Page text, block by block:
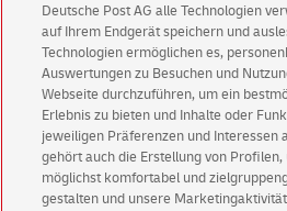
Abonnieren Sie
Immer informiert über
Aktionen - jetzt mit Vorteil
Privatkunden sichern sich
für POSTSCAN!
Geschäftskunden
Deutsche Post AG alle Technologien
auf Ihrem Endgerät speichern und
Technologien ermöglichen es,
Auswertungen zu Besuchen und
Webseite durchzuführen, um ein
Erlebnis zu bieten und Inhalte oder
jeweiligen Präferenzen und Interessen
gehört auch die Erstellung von
möglichst komfortabel und
gestalten und unsere